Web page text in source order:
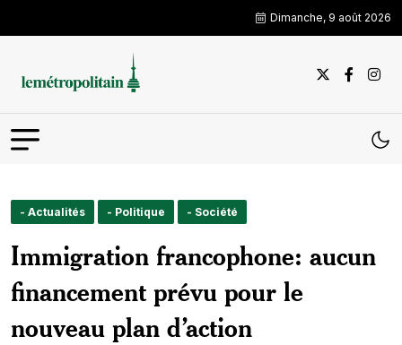
Dimanche, 9 août 2026
- Actualités - Politique - Société
Immigration francophone: aucun
financement prévu pour le
nouveau plan d’action